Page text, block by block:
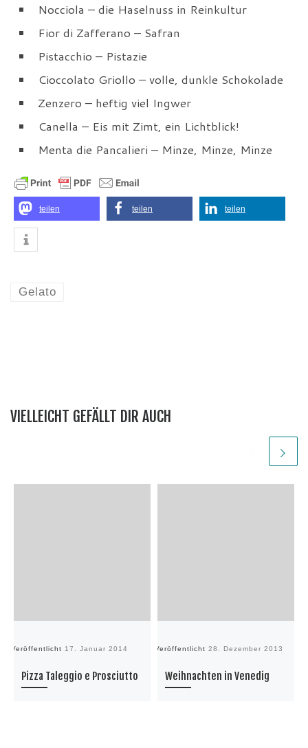
Nocciola – die Haselnuss in Reinkultur
Fior di Zafferano – Safran
Pistacchio – Pistazie
Cioccolato Griollo – volle, dunkle Schokolade
Zenzero – heftig viel Ingwer
Canella – Eis mit Zimt, ein Lichtblick!
Menta die Pancalieri – Minze, Minze, Minze
teilen teilen teilen
Gelato
VIELLEICHT GEFÄLLT DIR AUCH
Veröffentlicht 17. Januar 2014
Pizza Taleggio e Prosciutto
Veröffentlicht 28. Dezember 2013
Weihnachten in Venedig